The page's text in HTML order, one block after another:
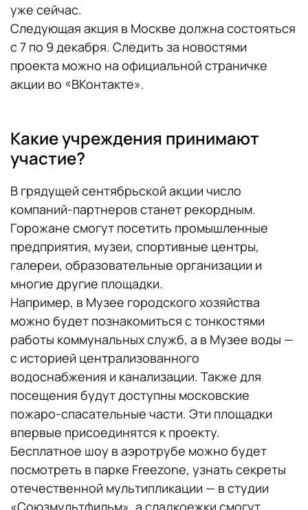
уже сейчас.
Следующая акция в Москве должна состояться
с 7 по 9 декабря. Следить за новостями
проекта можно на официальной страничке
акции во «ВКонтакте».
Какие учреждения принимают
участие?
В грядущей сентябрьской акции число
компаний-партнеров станет рекордным.
Горожане смогут посетить промышленные
предприятия, музеи, спортивные центры,
галереи, образовательные организации и
многие другие площадки.
Например, в Музее городского хозяйства
можно будет познакомиться с тонкостями
работы коммунальных служб, а в Музее воды —
с историей централизованного
водоснабжения и канализации. Также для
посещения будут доступны московские
пожаро-спасательные части. Эти площадки
впервые присоединятся к проекту.
Бесплатное шоу в аэротрубе можно будет
посмотреть в парке Freezone, узнать секреты
отечественной мультипликации — в студии
«Союзмультфильм», а сладкоежки смогут